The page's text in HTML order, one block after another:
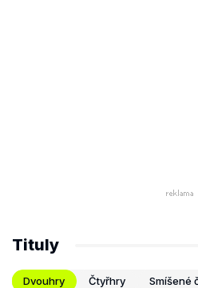
Tituly
Dvouhry Čtyřhry Smíšené